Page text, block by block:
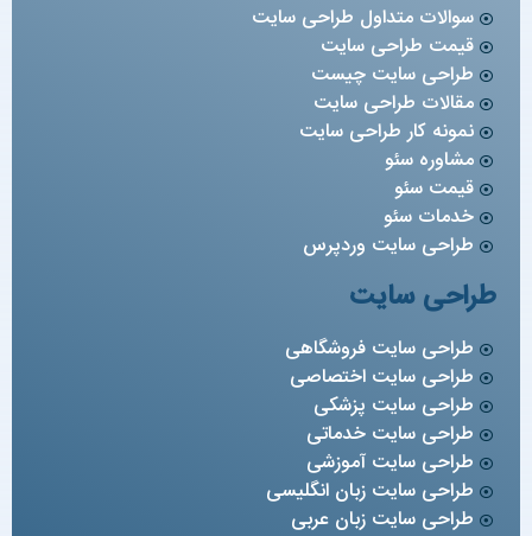
سوالات متداول طراحی سایت
قیمت طراحی سایت
طراحی سایت چیست
مقالات طراحی سایت
نمونه کار طراحی سایت
مشاوره سئو
قیمت سئو
خدمات سئو
طراحی سایت وردپرس
طراحی سایت
طراحی سایت فروشگاهی
طراحی سایت اختصاصی
طراحی سایت پزشکی
طراحی سایت خدماتی
طراحی سایت آموزشی
طراحی سایت زبان انگلیسی
طراحی سایت زبان عربی